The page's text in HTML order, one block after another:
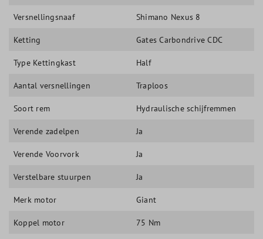
Versnellingsnaaf Shimano Nexus 8
Ketting Gates Carbondrive CDC
Type Kettingkast Half
Aantal versnellingen Traploos
Soort rem Hydraulische schijfremmen
Verende zadelpen Ja
Verende Voorvork Ja
Verstelbare stuurpen Ja
Merk motor Giant
Koppel motor 75 Nm